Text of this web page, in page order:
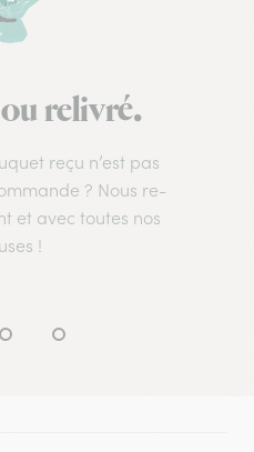
relivré.
reçu n’est pas
? Nous re-
et avec toutes nos
!